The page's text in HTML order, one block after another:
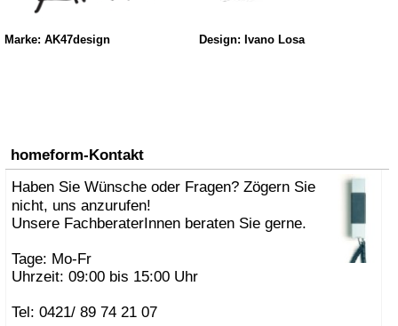
Marke: AK47design Design: Ivano Losa
homeform-Kontakt
Haben Sie Wünsche oder Fragen? Zögern Sie
nicht, uns anzurufen!
Unsere FachberaterInnen beraten Sie gerne.
Tage: Mo-Fr
Uhrzeit: 09:00 bis 15:00 Uhr
Tel: 0421/ 89 74 21 07